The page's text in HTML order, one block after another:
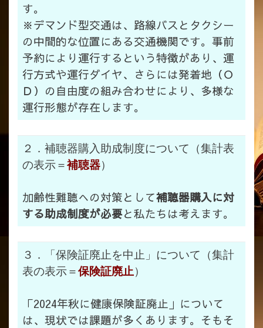
す。
※デマンド型交通は、路線バスとタクシー
の中間的な位置にある交通機関です。事前
予約により運行するという特徴があり、運
行方式や運行ダイヤ、さらには発着地（Ｏ
Ｄ）の自由度の組み合わせにより、多様な
運行形態が存在します。
２．補聴器購入助成制度について（集計表
の表示＝補聴器）
加齢性難聴への対策として補聴器購入に対
する助成制度が必要と私たちは考えます。
３．「保険証廃止を中止」について（集計
表の表示＝保険証廃止）
「2024年秋に健康保険証廃止」について
は、現状では課題が多くあります。そもそ